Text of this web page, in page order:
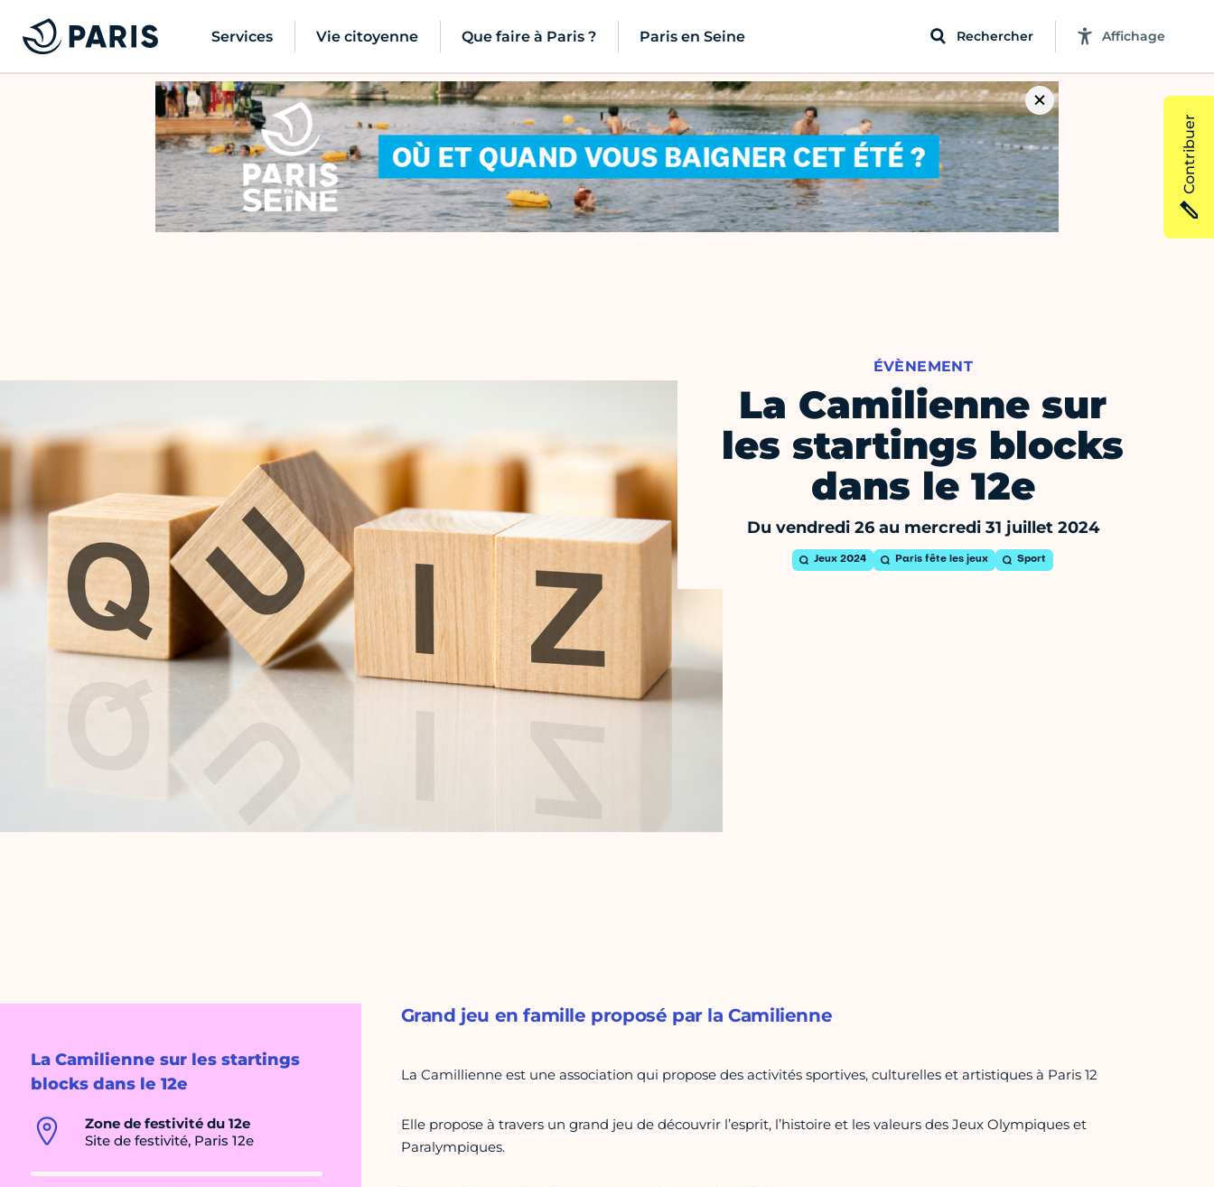
Services Vie citoyenne Que faire à Paris ? Paris en Seine Rechercher Affichage
ÉVÈNEMENT
La Camilienne sur
les startings blocks
dans le 12e
Du vendredi 26 au mercredi 31 juillet 2024
Jeux 2024 Paris fête les jeux Sport
La Camilienne sur les startings
blocks dans le 12e
Zone de festivité du 12e
Site de festivité, Paris 12e
Grand jeu en famille proposé par la Camilienne
La Camillienne est une association qui propose des activités sportives, culturelles et artistiques à Paris 12
Elle propose à travers un grand jeu de découvrir l’esprit, l’histoire et les valeurs des Jeux Olympiques et
Paralympiques.
Contribuer